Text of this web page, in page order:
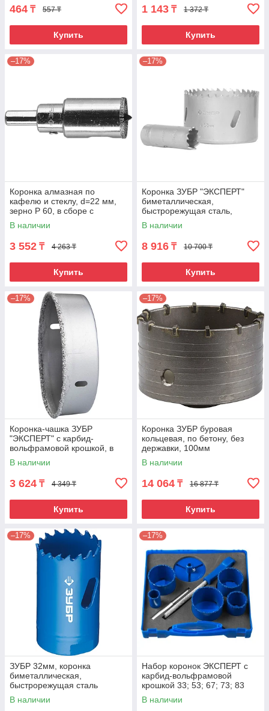
464 ₸ 557 ₸
Купить
1 143 ₸ 1 372 ₸
Купить
–17%
Коронка алмазная по
кафелю и стеклу, d=22 мм,
зерно Р 60, в сборе с
центрирующим сверлом и
имбусовым ключом,
В наличии
3 552 ₸ 4 263 ₸
Купить
–17%
Коронка ЗУБР "ЭКСПЕРТ"
биметаллическая,
быстрорежущая сталь,
глубина сверления до 38мм,
d-114мм
В наличии
8 916 ₸ 10 700 ₸
Купить
–17%
Коронка-чашка ЗУБР
"ЭКСПЕРТ" с карбид-
вольфрамовой крошкой, в
сборе, высота 25мм, 102мм
В наличии
3 624 ₸ 4 349 ₸
Купить
–17%
Коронка ЗУБР буровая
кольцевая, по бетону, без
державки, 100мм
В наличии
14 064 ₸ 16 877 ₸
Купить
–17%
ЗУБР 32мм, коронка
биметаллическая,
быстрорежущая сталь
В наличии
–17%
Набор коронок ЭКСПЕРТ с
карбид-вольфрамовой
крошкой 33; 53; 67; 73; 83
мм, 8 шт. Зубр 33350-H8
В наличии